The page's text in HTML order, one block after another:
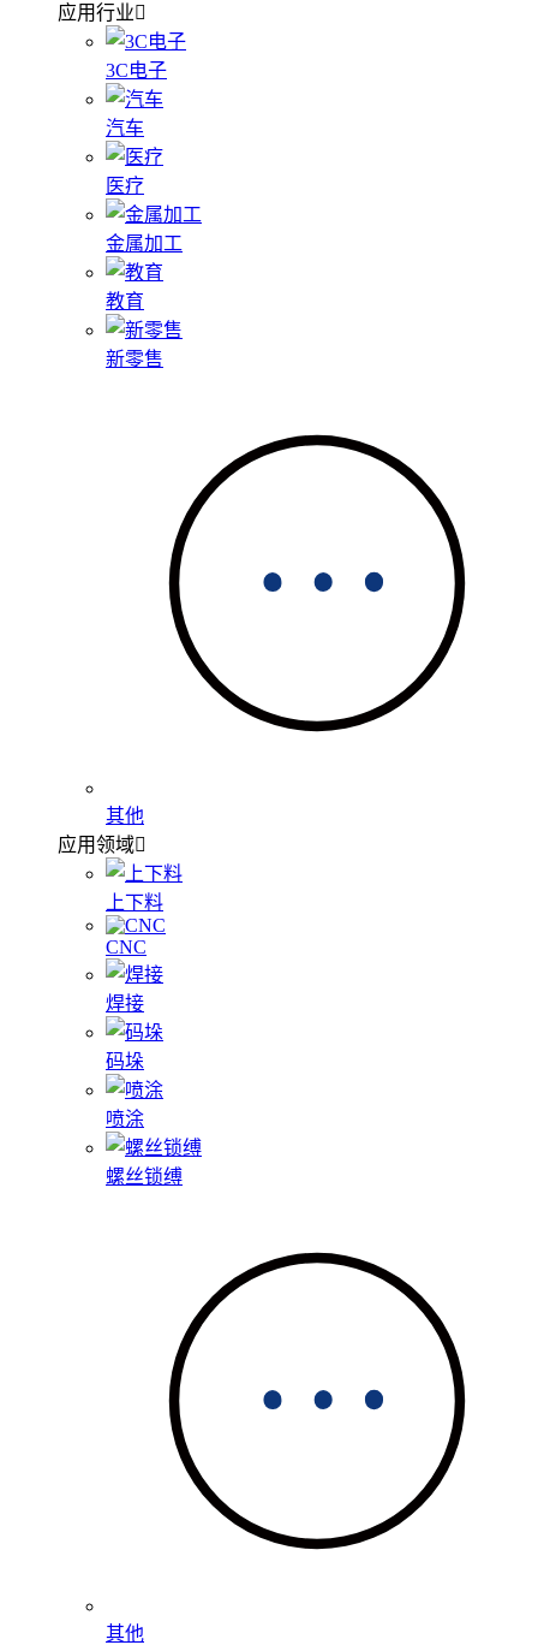
应用行业
3C电子
汽车
医疗
金属加工
教育
新零售
其他
应用领域
上下料
CNC
焊接
码垛
喷涂
螺丝锁缚
其他